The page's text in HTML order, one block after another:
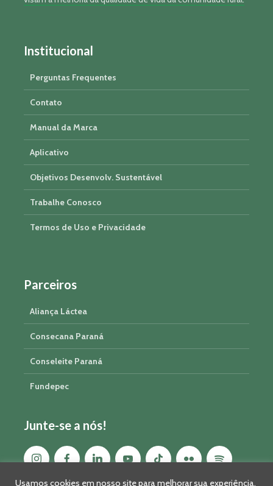
Institucional
Perguntas Frequentes
Contato
Manual da Marca
Aplicativo
Objetivos Desenvolv. Sustentável
Trabalhe Conosco
Termos de Uso e Privacidade
Parceiros
Aliança Láctea
Consecana Paraná
Conseleite Paraná
Fundepec
Junte-se a nós!
Usamos cookies em nosso site para melhorar sua experiência,